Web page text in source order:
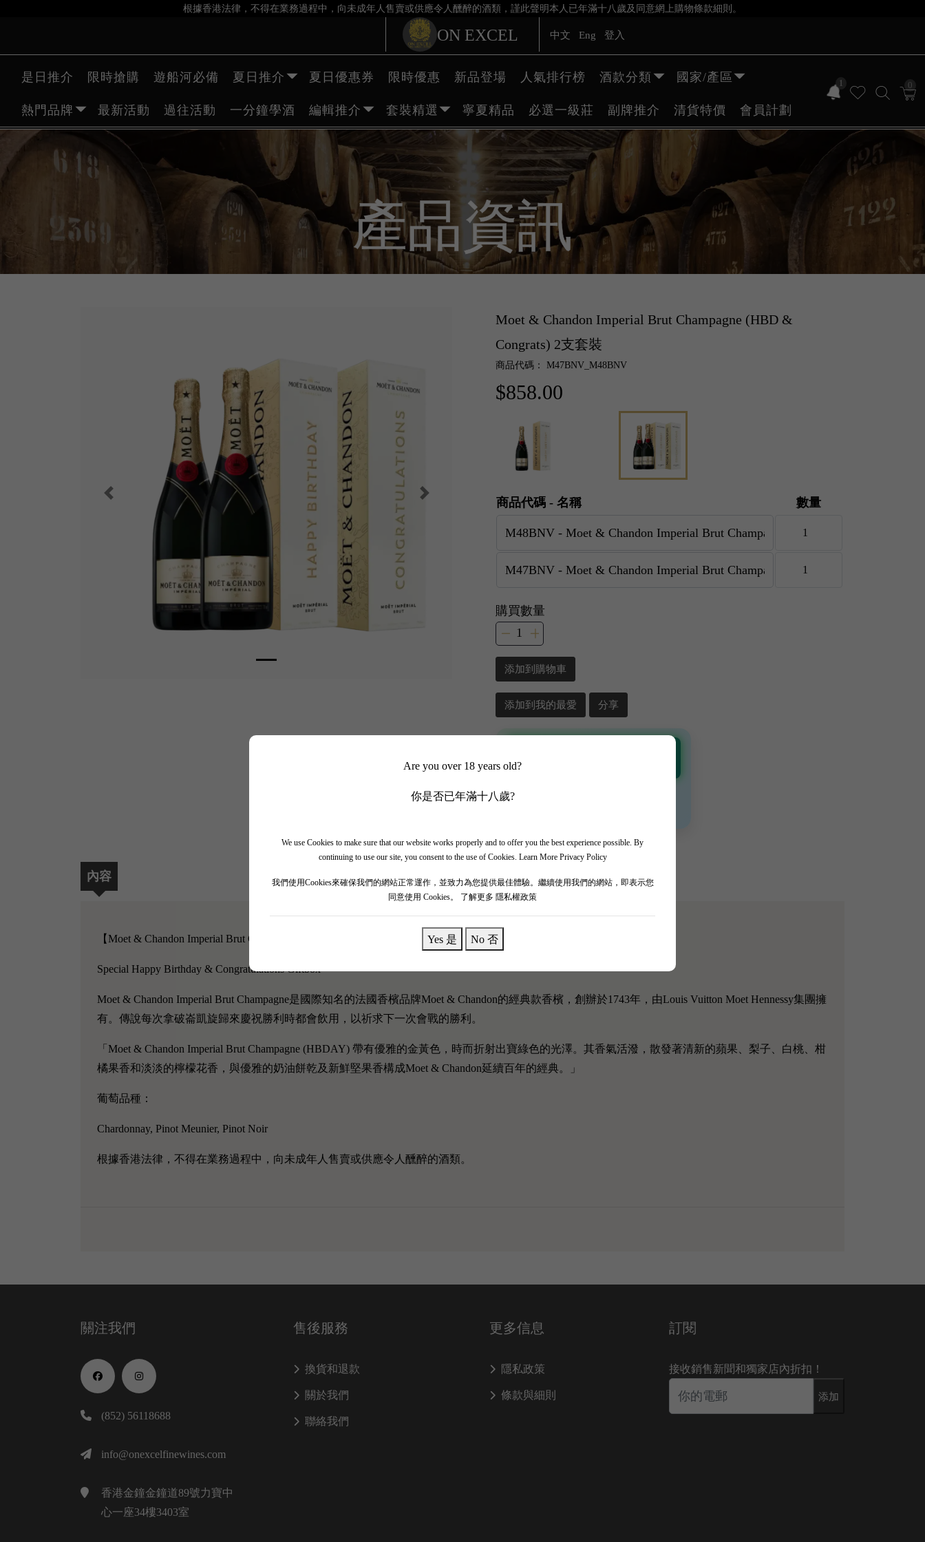
根據香港法律，不得在業務過程中，向未成年人售賣或供應令人醺醉的酒類，謹此聲明本人已年滿十八歲及同意網上購物條款細則。
ON EXCEL 中文 Eng 登入
1 0
是日推介 限時搶購 遊船河必備 夏日推介 夏日優惠券 限時優惠 新品登場 人氣排行榜 酒款分類 國家/產區
熱門品牌 最新活動 過往活動 一分鐘學酒 編輯推介 套裝精選 寧夏精品 必選一級莊 副牌推介 清貨特價 會員計劃
Are you over 18 years old?
你是否已年滿十八歲?
We use Cookies to make sure that our website works properly and to offer you the best experience possible. By
continuing to use our site, you consent to the use of Cookies. Learn More Privacy Policy
我們使用Cookies來確保我們的網站正常運作，並致力為您提供最佳體驗。繼續使用我們的網站，即表示您
同意使用 Cookies。 了解更多 隱私權政策
Yes 是 No 否
產品資訊
Moet & Chandon Imperial Brut Champagne (HBD &
Congrats) 2支套裝
商品代碼： M47BNV_M48BNV
$858.00
商品代碼 - 名稱 數量
購買數量
添加到購物車
添加到我的最愛 分享
✨ 追蹤我哋頻道 + 開啟通知 🎯
內容
【Moet & Chandon Imperial Brut Champagne (HBD & Congrats) 2支套裝】
Special Happy Birthday & Congratulations Giftbox
Moet & Chandon Imperial Brut Champagne是國際知名的法國香檳品牌Moet & Chandon的經典款香檳，創辦於1743年，由Louis Vuitton Moet Hennessy集團擁
有。傳說每次拿破崙凱旋歸來慶祝勝利時都會飲用，以祈求下一次會戰的勝利。
「Moet & Chandon Imperial Brut Champagne (HBDAY) 帶有優雅的金黃色，時而折射出寶綠色的光澤。其香氣活潑，散發著清新的蘋果、梨子、白桃、柑
橘果香和淡淡的檸檬花香，與優雅的奶油餅乾及新鮮堅果香構成Moet & Chandon延續百年的經典。」
葡萄品種：
Chardonnay, Pinot Meunier, Pinot Noir
根據香港法律，不得在業務過程中，向未成年人售賣或供應令人醺醉的酒類。
關注我們
(852) 56118688
info@onexcelfinewines.com
香港金鐘金鐘道89號力寶中
心一座34樓3403室
售後服務
換貨和退款
關於我們
聯絡我們
更多信息
隱私政策
條款與細則
訂閱
接收銷售新聞和獨家店內折扣！
添加